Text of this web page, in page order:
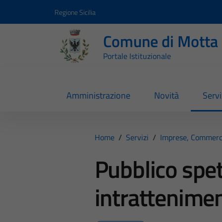
Regione Sicilia
Comune di
Portale Istituzionale
Amministrazione Novità
Home / Servizi / Imprese,
Pubblico